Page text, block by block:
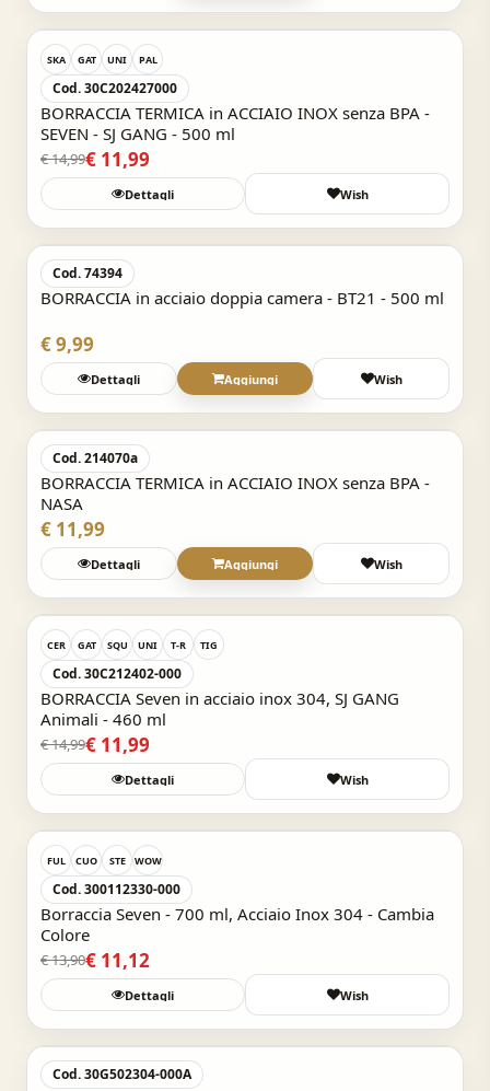
SKA GAT UNI PAL
Cod. 30C202427000
BORRACCIA TERMICA in ACCIAIO INOX senza BPA -
SEVEN - SJ GANG - 500 ml
€ 14,99€ 11,99
Dettagli Wish
Acquisto Veloce
Cod. 74394
BORRACCIA in acciaio doppia camera - BT21 - 500 ml
€ 9,99
Dettagli Aggiungi Wish
Acquisto Veloce
Cod. 214070a
BORRACCIA TERMICA in ACCIAIO INOX senza BPA -
NASA
€ 11,99
Dettagli Aggiungi Wish
Acquisto Veloce
CER GAT SQU UNI T-R TIG
Cod. 30C212402-000
BORRACCIA Seven in acciaio inox 304, SJ GANG
Animali - 460 ml
€ 14,99€ 11,99
Dettagli Wish
Acquisto Veloce
FUL CUO STE WOW
Cod. 300112330-000
Borraccia Seven - 700 ml, Acciaio Inox 304 - Cambia
Colore
€ 13,90€ 11,12
Dettagli Wish
Acquisto Veloce
Cod. 30G502304-000A